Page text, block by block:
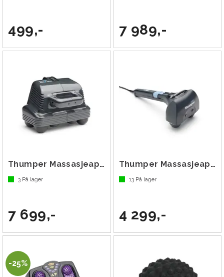
499,- 7 989,-
Thumper Massasjeapparat Maxi Pro
3 På lager
7 699,-
Thumper Massasjeapparat Mini Pro
13På lager
4 299,-
25%